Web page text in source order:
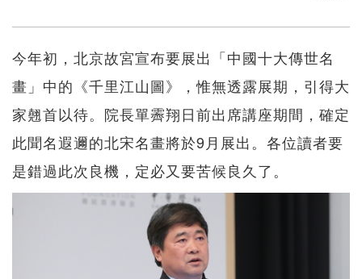
今年初，北京故宮宣布要展出「中國十大傳世名
畫」中的《千里江山圖》，惟無透露展期，引得大
家翹首以待。院長單霽翔日前出席講座期間，確定
此聞名遐邇的北宋名畫將於9月展出。各位讀者要
是錯過此次良機，定必又要苦候良久了。